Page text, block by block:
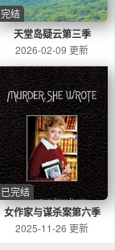
天堂岛疑云第三季
完结
2026-02-09 更新
女作家与谋杀案第六季
已完结
2025-11-26 更新